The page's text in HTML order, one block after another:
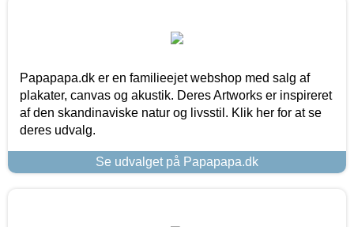
Papapapa.dk er en familieejet webshop med salg af
plakater, canvas og akustik. Deres Artworks er inspireret
af den skandinaviske natur og livsstil. Klik her for at se
deres udvalg.
Se udvalget på Papapapa.dk